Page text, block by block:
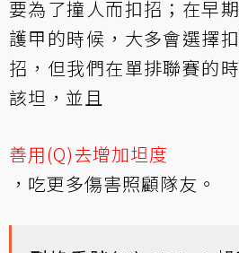
要為了撞人而扣招；在早
護甲的時候，大多會選擇
招，但我們在單排聯賽的
該坦，並且
善用(Q)去增加坦度
，吃更多傷害照顧隊友。